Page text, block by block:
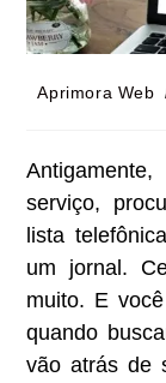
Aprimora Web
serviço,
lista
um jornal.
muito. E
quando
vão atrás de